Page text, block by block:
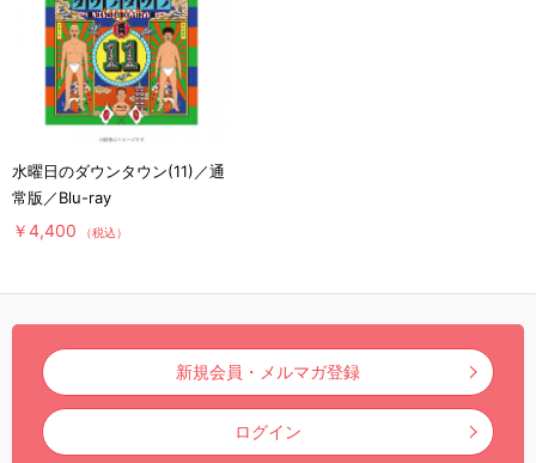
水曜日のダウンタウン(11)／通
常版／Blu-ray
￥4,400 （税込）
新規会員・メルマガ登録
ログイン